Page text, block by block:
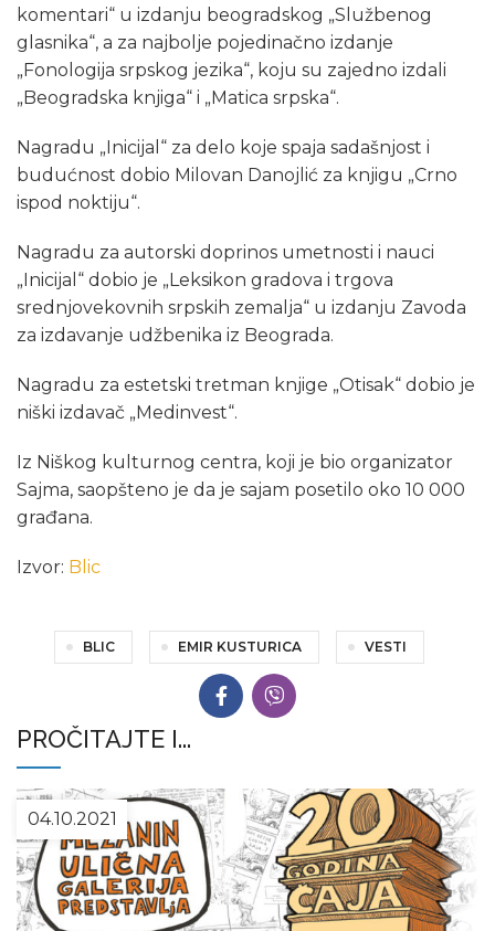
komentari“ u izdanju beogradskog „Službenog
glasnika“, a za najbolje pojedinačno izdanje
„Fonologija srpskog jezika“, koju su zajedno izdali
„Beogradska knjiga“ i „Matica srpska“.
Nagradu „Inicijal“ za delo koje spaja sadašnjost i
budućnost dobio Milovan Danojlić za knjigu „Crno
ispod noktiju“.
Nagradu za autorski doprinos umetnosti i nauci
„Inicijal“ dobio je „Leksikon gradova i trgova
srednjovekovnih srpskih zemalja“ u izdanju Zavoda
za izdavanje udžbenika iz Beograda.
Nagradu za estetski tretman knjige „Otisak“ dobio je
niški izdavač „Medinvest“.
Iz Niškog kulturnog centra, koji je bio organizator
Sajma, saopšteno je da je sajam posetilo oko 10 000
građana.
Izvor: Blic
BLIC EMIR KUSTURICA VESTI
PROČITAJTE I...
04.10.2021